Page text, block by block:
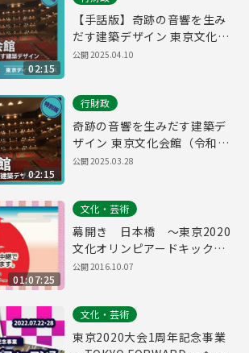
02:15
【手話版】奇跡の音響を生み
だす建築デザイン 東京文化会
館（令和7年3月28日 東京デイ
公開2025.04.10
02:15
行財政
奇跡の音響を生みだす建築デ
ザイン 東京文化会館（令和7
年3月28日 東京デイリーニュ
公開2025.03.28
01:07:25
文化・芸術
幕開き 日本橋 ～東京2020
文化オリンピアードキックオ
フ～
公開2016.10.07
文化・芸術
東京2020大会1周年記念事業